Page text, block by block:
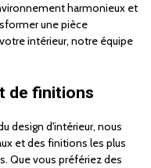
harmonieux et
une pièce
intérieur, notre équipe
de finitions
design d'intérieur, nous
et des finitions les plus
Que vous préfériez des